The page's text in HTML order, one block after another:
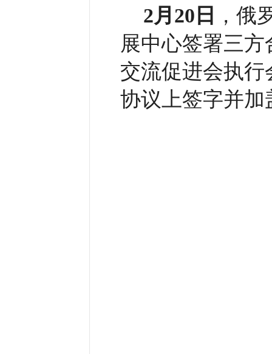
2月20日
，俄
展中心签署三
交流促进会执
协议上签字并加